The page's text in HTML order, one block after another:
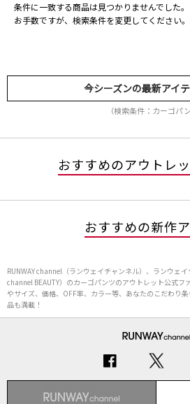
条件に一致する商品は見つかりませんでした。
お手数ですが、検索条件を変更してください。
今シーズンの最新アイ
（検索条件：カーゴパン
おすすめのアウトレ
おすすめの新作
RUNWAY channel（ランウェイチャンネル）、ランウェ
channel BEAUTY）のカーゴパンツのアウトレット公式フ
やサイズ、価格、OFF率、カラー等、あなたのこだわり
品も満載！